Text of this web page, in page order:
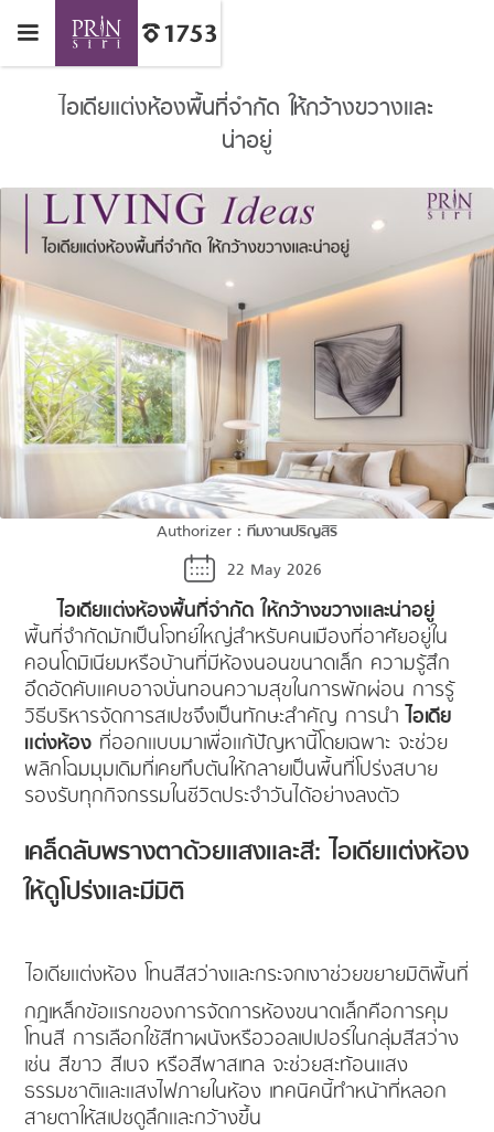
ไอเดียแต่งห้องพื้นที่จำกัด ให้กว้างขวางและ
น่าอยู่
Authorizer : ทีมงานปริญสิริ
22 May 2026
ไอเดียแต่งห้องพื้นที่จำกัด ให้กว้างขวางและน่าอยู่
พื้นที่จำกัดมักเป็นโจทย์ใหญ่สำหรับคนเมืองที่อาศัยอยู่ใน
คอนโดมิเนียมหรือบ้านที่มีห้องนอนขนาดเล็ก ความรู้สึก
อึดอัดคับแคบอาจบั่นทอนความสุขในการพักผ่อน การรู้
วิธีบริหารจัดการสเปซจึงเป็นทักษะสำคัญ การนำไอเดีย
แต่งห้อง ที่ออกแบบมาเพื่อแก้ปัญหานี้โดยเฉพาะ จะช่วย
พลิกโฉมมุมเดิมที่เคยทึบตันให้กลายเป็นพื้นที่โปร่งสบาย
รองรับทุกกิจกรรมในชีวิตประจำวันได้อย่างลงตัว
เคล็ดลับพรางตาด้วยแสงและสี: ไอเดียแต่งห้อง
ให้ดูโปร่งและมีมิติ
ไอเดียแต่งห้อง โทนสีสว่างและกระจกเงาช่วยขยายมิติพื้นที่
กฎเหล็กข้อแรกของการจัดการห้องขนาดเล็กคือการคุม
โทนสี การเลือกใช้สีทาผนังหรือวอลเปเปอร์ในกลุ่มสีสว่าง
เช่น สีขาว สีเบจ หรือสีพาสเทล จะช่วยสะท้อนแสง
ธรรมชาติและแสงไฟภายในห้อง เทคนิคนี้ทำหน้าที่หลอก
สายตาให้สเปซดูลึกและกว้างขึ้น